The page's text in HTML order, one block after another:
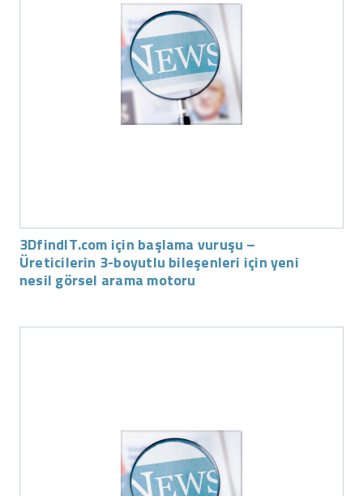
3DfindIT.com için başlama vuruşu –
Üreticilerin 3-boyutlu bileşenleri için yeni
nesil görsel arama motoru